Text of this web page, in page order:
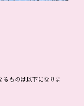
ものは以下になりま